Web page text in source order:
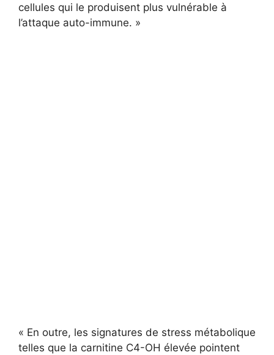
cellules qui le produisent plus vulnérable à
l’attaque auto-immune. »
« En outre, les signatures de stress métabolique
telles que la carnitine C4-OH élevée pointent